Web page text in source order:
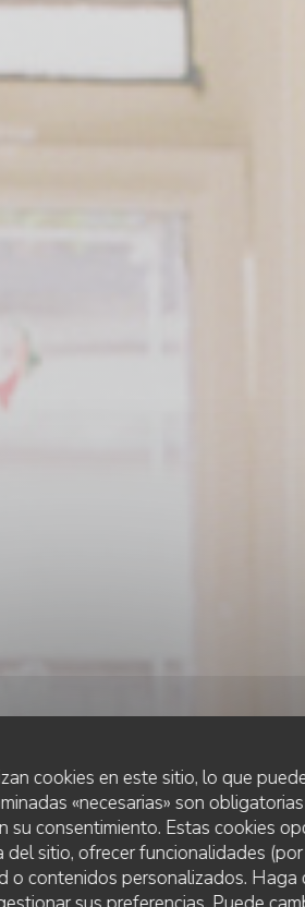
cookies en este sitio, lo que
«necesarias» son
su consentimiento. Estas cookies
del sitio, ofrecer funcionalidades
o contenidos personalizados. Haga
BODEGÓN• PARIS